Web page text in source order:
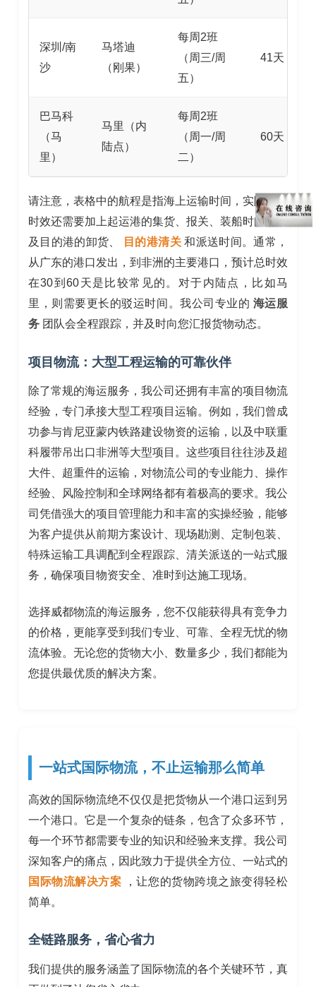
深圳/南
沙
马塔迪
（刚果）
每周2班
（周三/周
五）
41天
巴马科
（马
里）
马里（内
陆点）
每周2班
（周一/周
二）
60天
请注意，表格中的航程是指海上运输时间，实际的总
时效还需要加上起运港的集货、报关、装船时间，以
及目的港的卸货、
目的港清关和派送时间。通常，
从广东的港口发出，到非洲的主要港口，预计总时效
在30到60天是比较常见的。对于内陆点，比如马
里，则需要更长的驳运时间。我公司专业的 海运服
务 团队会全程跟踪，并及时向您汇报货物动态。
项目物流：大型工程运输的可靠伙伴
除了常规的海运服务，我公司还拥有丰富的项目物流
经验，专门承接大型工程项目运输。例如，我们曾成
功参与肯尼亚蒙内铁路建设物资的运输，以及中联重
科履带吊出口非洲等大型项目。这些项目往往涉及超
大件、超重件的运输，对物流公司的专业能力、操作
经验、风险控制和全球网络都有着极高的要求。我公
司凭借强大的项目管理能力和丰富的实操经验，能够
为客户提供从前期方案设计、现场勘测、定制包装、
特殊运输工具调配到全程跟踪、清关派送的一站式服
务，确保项目物资安全、准时到达施工现场。
选择威都物流的海运服务，您不仅能获得具有竞争力
的价格，更能享受到我们专业、可靠、全程无忧的物
流体验。无论您的货物大小、数量多少，我们都能为
您提供最优质的解决方案。
一站式国际物流，不止运输那么简单
高效的国际物流绝不仅仅是把货物从一个港口运到另
一个港口。它是一个复杂的链条，包含了众多环节，
每一个环节都需要专业的知识和经验来支撑。我公司
深知客户的痛点，因此致力于提供全方位、一站式的
国际物流解决方案
，让您的货物跨境之旅变得轻松
简单。
全链路服务，省心省力
我们提供的服务涵盖了国际物流的各个关键环节，真